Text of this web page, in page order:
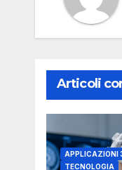
Articoli
APPLICAZIONI
TECNOLOGIA